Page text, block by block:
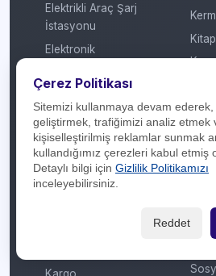
Elektrikli Araç Şarj
İstasyonu
Elektronik
Genel
Giyim / Tekstil
Havayolu / Havalimanı
Isıtma / Soğutma
MTV
Çerez Politikası
Sitemizi kullanmaya devam
geliştirmek, trafiğimizi analiz etmek
kişiselleştirilmiş reklamlar sunmak
kullandığımız çerezleri kabul etmiş
Detaylı bilgi için Gizlilik Politikamızı
inceleyebilirsiniz.
Reddet